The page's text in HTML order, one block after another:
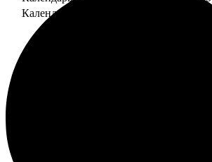
Календарь магнитный отрывной 15x20